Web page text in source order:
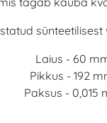
sünteetilisest
Laius - 60
Pikkus - 192
Paksus - 0,015